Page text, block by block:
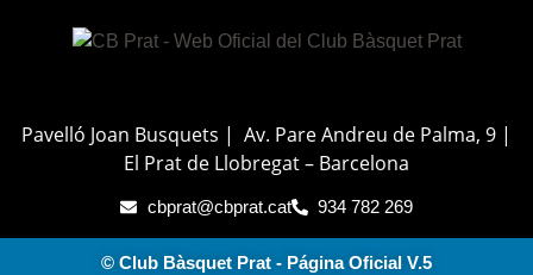
Pavelló Joan Busquets | Av. Pare Andreu de Palma, 9 |
El Prat de Llobregat – Barcelona
cbprat@cbprat.cat 934 782 269
© Club Bàsquet Prat - Página Oficial V.5